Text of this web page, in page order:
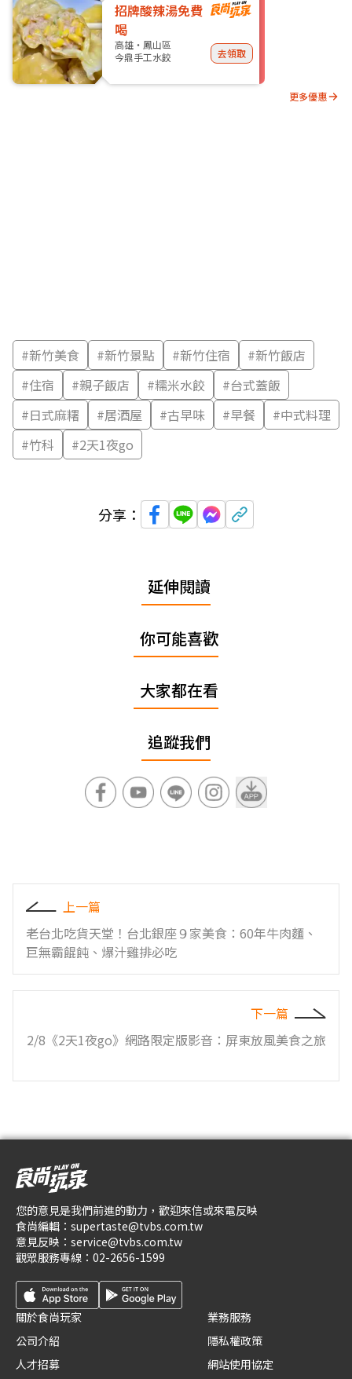
招牌酸辣湯免費
喝
高雄・鳳山區
今鼎手工水餃
去領取
更多優惠
#新竹美食 #新竹景點 #新竹住宿 #新竹飯店
#住宿 #親子飯店 #糯米水餃 #台式蓋飯
#日式麻糬 #居酒屋 #古早味 #早餐 #中式料理
#竹科 #2天1夜go
分享：
延伸閱讀
你可能喜歡
大家都在看
追蹤我們
上一篇
老台北吃貨天堂！台北銀座９家美食：60年牛肉麵、
巨無霸餛飩、爆汁雞排必吃
下一篇
2/8《2天1夜go》網路限定版影音：屏東放風美食之旅
您的意見是我們前進的動力，歡迎來信或來電反映
食尚編輯： supertaste@tvbs.com.tw
意見反映： service@tvbs.com.tw
觀眾服務專線： 02-2656-1599
關於食尚玩家
公司介紹
人才招募
業務服務
隱私權政策
網站使用協定